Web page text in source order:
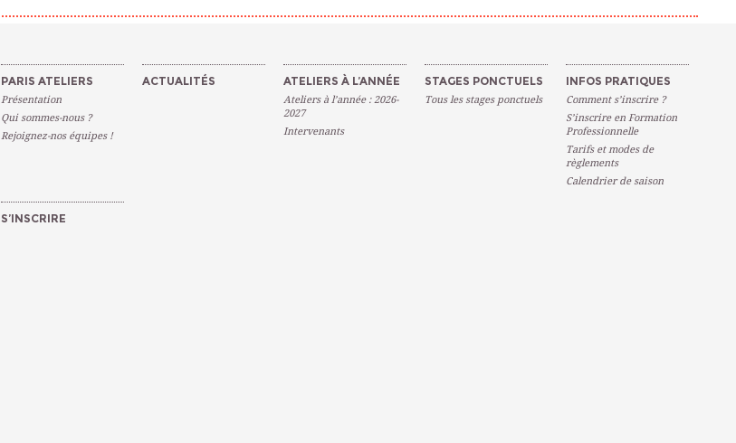
PARIS ATELIERS
Présentation
Qui sommes-nous ?
Rejoignez-nos équipes !
ACTUALITÉS ATELIERS À L’ANNÉE
Ateliers à l’année : 2026-
2027
Intervenants
STAGES PONCTUELS
Tous les stages ponctuels
INFOS PRATIQUES
Comment s’inscrire ?
S’inscrire en Formation
Professionnelle
Tarifs et modes de
règlements
Calendrier de saison
S’INSCRIRE